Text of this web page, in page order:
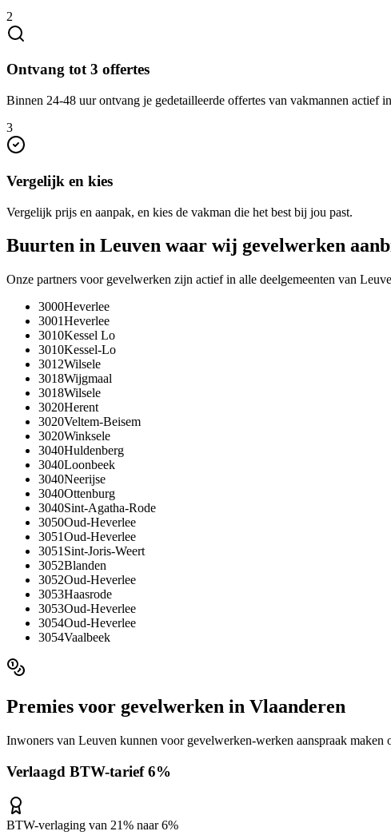
2
Ontvang tot 3 offertes
Binnen 24-48 uur ontvang je gedetailleerde offertes van vakmannen actief
3
Vergelijk en kies
Vergelijk prijs en aanpak, en kies de vakman die het best bij jou past.
Buurten in Leuven waar wij gevelwerken
Onze partners voor gevelwerken zijn actief in alle deelgemeenten van
3000Heverlee
3001Heverlee
3010Kessel Lo
3010Kessel-Lo
3012Wilsele
3018Wijgmaal
3018Wilsele
3020Herent
3020Veltem-Beisem
3020Winksele
3040Huldenberg
3040Loonbeek
3040Neerijse
3040Ottenburg
3040Sint-Agatha-Rode
3050Oud-Heverlee
3051Oud-Heverlee
3051 Sint-Joris-Weert
3052Blanden
3052Oud-Heverlee
3053Haasrode
3053Oud-Heverlee
3054Oud-Heverlee
3054Vaalbeek
Premies voor gevelwerken in Vlaanderen
Inwoners van Leuven kunnen voor gevelwerken-werken aanspraak maken
Verlaagd BTW-tarief 6%
BTW-verlaging van 21% naar 6%